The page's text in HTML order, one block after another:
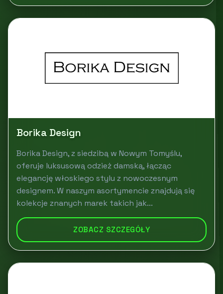
Borika Design
Borika Design, z siedzibą w Nowym Tomyślu,
oferuje luksusową odzież damską, łącząc
elegancję włoskiego stylu z nowoczesnym
designem. W naszym asortymencie znajdują się
kolekcje znanych marek takich jak...
ZOBACZ SZCZEGÓŁY